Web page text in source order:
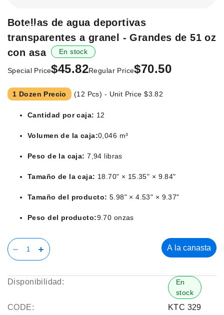
Saltar
principio
de
galería
imágenes.
-35%
Botellas de agua deportivas
transparentes a granel - Grandes de 51 oz
con asa
En stock
Special Price$45.82Regular Price$70.50
1 Dozen Precio (12 Pcs) - Unit Price$3.82
Cantidad por caja: 12
Volumen de la caja:0,046 m³
Peso de la caja: 7,94 libras
Tamaño de la caja: 18.70" × 15.35" × 9.84"
Tamaño del producto: 5.98" × 4.53" × 9.37"
Peso del producto:9.70 onzas
A la canasta
Disponibilidad:
En
stock
CODE:
KTC 329